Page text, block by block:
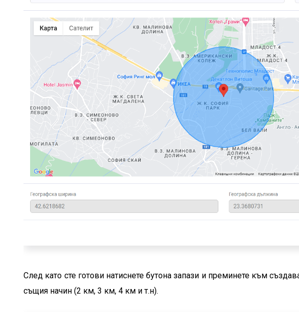
След като сте готови натиснете бутона запази и преминете към
същия начин (2 км, 3 км, 4 км и т.н).